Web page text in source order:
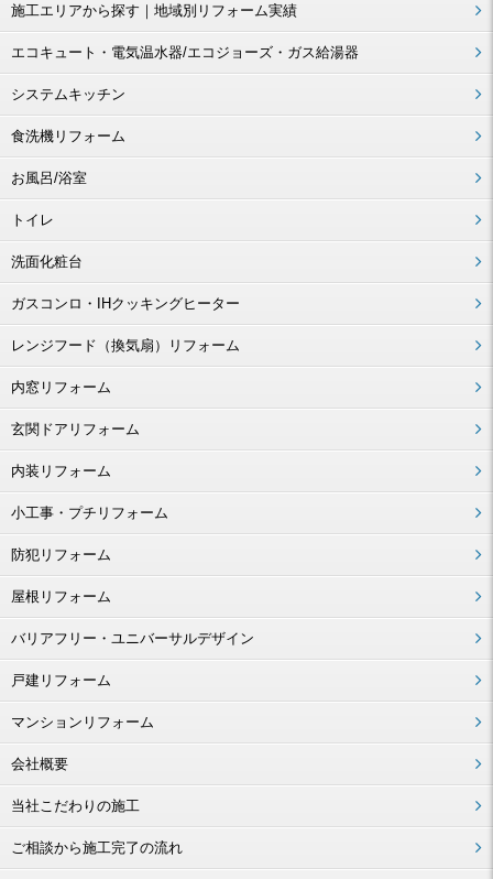
施工エリアから探す｜地域別リフォーム実績
エコキュート・電気温水器/エコジョーズ・ガス給湯器
システムキッチン
食洗機リフォーム
お風呂/浴室
トイレ
洗面化粧台
ガスコンロ・IHクッキングヒーター
レンジフード（換気扇）リフォーム
内窓リフォーム
玄関ドアリフォーム
内装リフォーム
小工事・プチリフォーム
防犯リフォーム
屋根リフォーム
バリアフリー・ユニバーサルデザイン
戸建リフォーム
マンションリフォーム
会社概要
当社こだわりの施工
ご相談から施工完了の流れ